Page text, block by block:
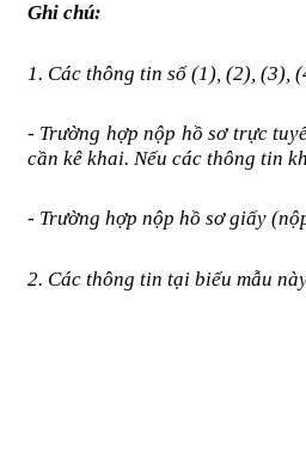
Ghi chú:
1. Các thông tin số (1), (2), (3),
- Trường hợp nộp hồ sơ trực
cần kê khai. Nếu các thông tin
- Trường hợp nộp hồ sơ giấy
2. Các thông tin tại biểu mẫu